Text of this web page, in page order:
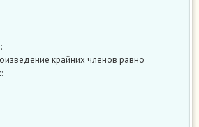
крайних членов равно